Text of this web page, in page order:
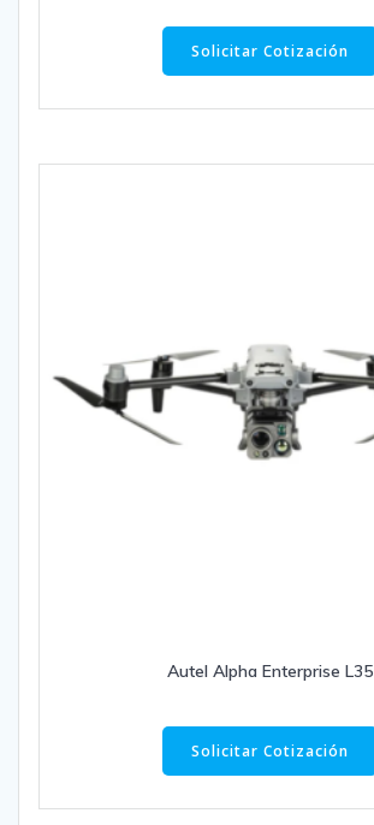
Solicitar Cotización
Autel Alpha Enterprise L35
Solicitar Cotización